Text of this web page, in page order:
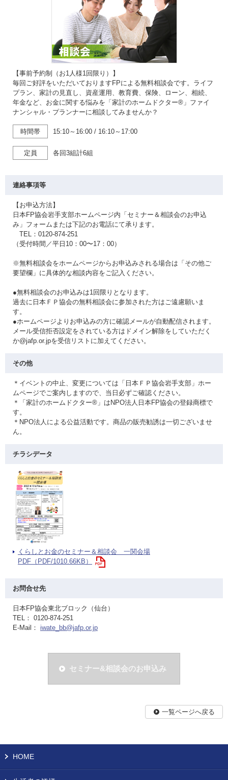
【事前予約制（お1人様1回限り）】
毎回ご好評をいただいておりますFPによる無料相談会です。ライフ
プラン、家計の見直し、資産運用、教育費、保険、ローン、相続、
年金など、お金に関する悩みを「家計のホームドクター®」ファイ
ナンシャル・プランナーに相談してみませんか？
時間帯 15:10～16:00 / 16:10～17:00
定員 各回3組計6組
連絡事項等
【お申込方法】
日本FP協会岩手支部ホームページ内「セミナー＆相談会のお申込
み」フォームまたは下記のお電話にて承ります。
TEL：0120-874-251
（受付時間／平日10：00〜17：00）
※無料相談会をホームページからお申込みされる場合は「その他ご
要望欄」に具体的な相談内容をご記入ください。
●無料相談会のお申込みは1回限りとなります。
過去に日本ＦＰ協会の無料相談会に参加された方はご遠慮願いま
す。
●ホームページよりお申込みの方に確認メールが自動配信されます。
メール受信拒否設定をされている方はドメイン解除をしていただく
か@jafp.or.jpを受信リストに加えてください。
その他
＊イベントの中止、変更については「日本ＦＰ協会岩手支部」ホー
ムページでご案内しますので、当日必ずご確認ください。
＊「家計のホームドクター®」はNPO法人日本FP協会の登録商標で
す。
＊NPO法人による公益活動です。商品の販売勧誘は一切ございませ
ん。
チラシデータ
くらしとお金のセミナー＆相談会 一関会場
PDF（PDF/1010.66KB）
お問合せ先
日本FP協会東北ブロック（仙台）
TEL： 0120-874-251
E-Mail： iwate_bb@jafp.or.jp
セミナー&相談会のお申込み
一覧ページへ戻る
HOME